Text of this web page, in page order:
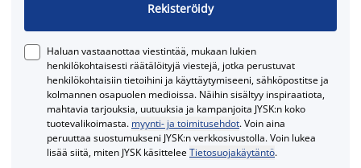
Rekisteröidy
Haluan vastaanottaa viestintää, mukaan lukien
henkilökohtaisesti räätälöityjä viestejä, jotka perustuvat
henkilökohtaisiin tietoihini ja käyttäytymiseeni, sähköpostitse ja
kolmannen osapuolen medioissa. Näihin sisältyy inspiraatiota,
mahtavia tarjouksia, uutuuksia ja kampanjoita JYSK:n koko
tuotevalikoimasta. myynti- ja toimitusehdot. Voin aina
peruuttaa suostumukseni JYSK:n verkkosivustolla. Voin lukea
lisää siitä, miten JYSK käsitteleeTietosuojakäytäntö.